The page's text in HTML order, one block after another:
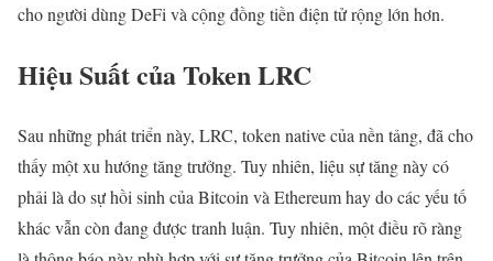
cho người dùng DeFi và cộng đồng tiền điện tử rộng lớn hơn.
Hiệu Suất của Token LRC
Sau những phát triển này, LRC, token native của nền tảng, đã cho
thấy một xu hướng tăng trưởng. Tuy nhiên, liệu sự tăng này có
phải là do sự hồi sinh của Bitcoin và Ethereum hay do các yếu tố
khác vẫn còn đang được tranh luận. Tuy nhiên, một điều rõ ràng